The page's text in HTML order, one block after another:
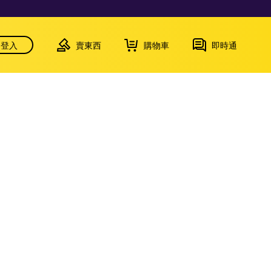
登入 賣東西 購物車 即時通